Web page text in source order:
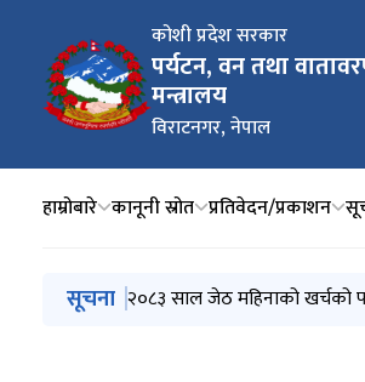
कोशी प्रदेश सरकार
पर्यटन, वन तथा
मन्त्रालय
विराटनगर, नेपाल
हाम्रोबारे कानूनी स्रोत प्रतिवेदन/प्रकाशन
मुख्य नेभिगेसनमा जानुहोस्
सूचना कर्मचारी सरुवा व्यवस्थापन
२०८३ साल जेठ महिनाको खर्चको
पर्यटन सम्बन्धी लेखन वृत्ति
परामर्श प्रस्ताव स्वीकृत गर्ने आशय
परामर्श प्रस्ताव स्वीकृत गर्ने